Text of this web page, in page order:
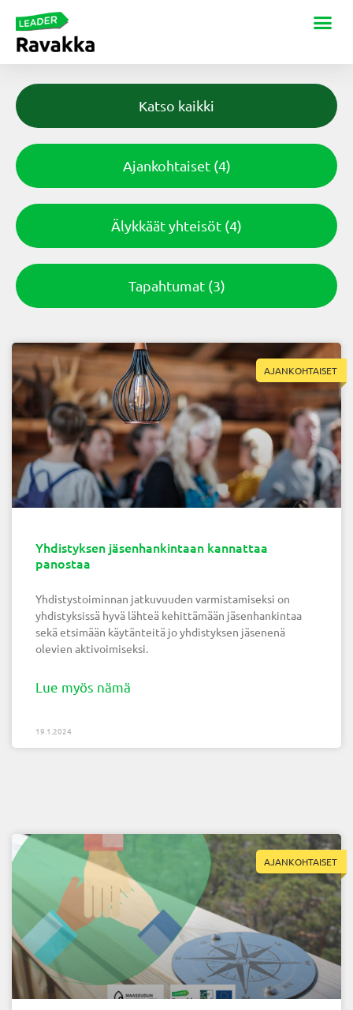
Katso kaikki
Ajankohtaiset (4)
Älykkäät yhteisöt (4)
Tapahtumat (3)
AJANKOHTAISET
AJANKOHTAISET
Yhdistyksen jäsenhankintaan kannattaa
panostaa
Yhdistystoiminnan jatkuvuuden varmistamiseksi on
yhdistyksissä hyvä lähteä kehittämään jäsenhankintaa
sekä etsimään käytänteitä jo yhdistyksen jäsenenä
olevien aktivoimiseksi.
Lue myös nämä
19.1.2024